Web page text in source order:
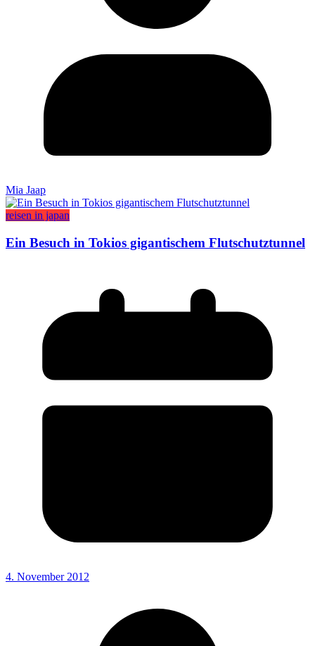
Mia Jaap
reisen in japan
Ein Besuch in Tokios gigantischem Flutschutztunnel
4. November 2012